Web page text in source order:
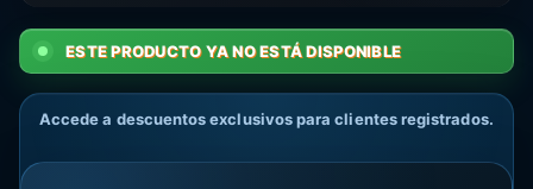
ESTE PRODUCTO YA NO ESTÁ DISPONIBLE
Accede a descuentos exclusivos para clientes registrados.